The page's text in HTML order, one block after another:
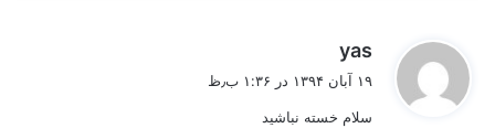
yas
:
۱۹ آبان ۱۳۹۴ در ۱:۳۶ ب٫ظ
سلام خسته نباشيد